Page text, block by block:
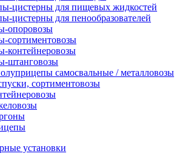
цистерны для пищевых жидкостей
цистерны для пенообразователей
опоровозы
сортиментовозы
контейнеровозы
штанговозы
самосвальные / металловозы
сортиментовозы
установки